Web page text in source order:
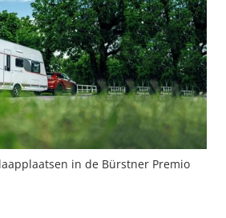
in de Bürstner Premio